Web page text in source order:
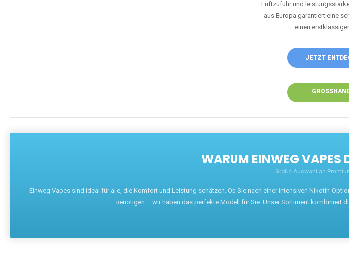
Luftzufuhr und
aus Europa garantiert eine
einen
JETZT
WARUM EINWEG VAPES
Große Auswahl an
Einweg Vapes sind ideal für alle, die Komfort und Leistung schätzen. Ob Sie nach einer intensiven Nikotin-
benötigen – wir haben das perfekte Modell für Sie. Unser Sortiment kombiniert